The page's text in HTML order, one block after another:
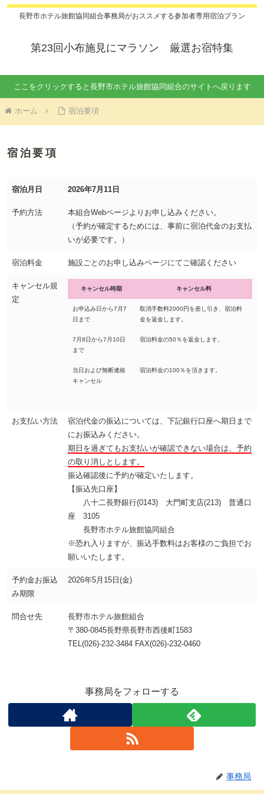
長野市ホテル旅館協同組合事務局がおススメする参加者専用宿泊プラン
第23回小布施見にマラソン 厳選お宿特集
ここをクリックすると長野市ホテル旅館協同組合のサイトへ戻ります
ホーム 宿泊要項
宿泊要項
宿泊月日 2026年7月11日
予約方法
本組合Webページよりお申し込みください。
（予約が確定するためには、事前に宿泊代金のお支払
いが必要です。）
宿泊料金 施設ごとのお申し込みページにてご確認ください
キャンセル規
定
キャンセル時期 キャンセル料
お申込み日から7月7
日まで
取消手数料2000円を差し引き、宿泊料
金を返金します。
7月8日から7月10日
まで
宿泊料金の50％を返金します。
当日および無断連絡
キャンセル
宿泊料金の100％を頂きます。
お支払い方法
宿泊代金の振込については、下記銀行口座へ期日まで
にお振込みください。
期日を過ぎてもお支払いが確認できない場合は、予約
の取り消しとします。
振込確認後に予約が確定いたします。
【振込先口座】
八十二長野銀行(0143) 大門町支店(213) 普通口
座 3105
長野市ホテル旅館協同組合
※恐れ入りますが、振込手数料はお客様のご負担でお
願いいたします。
予約金お振込
み期限
2026年5月15日(金)
問合せ先
長野市ホテル旅館組合
〒380-0845長野県長野市西後町1583
TEL(026)-232-3484 FAX(026)-232-0460
事務局をフォローする
事務局